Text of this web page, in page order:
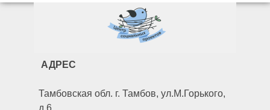
АДРЕС
Тамбовская обл. г. Тамбов, ул.М.Горького,
д.6